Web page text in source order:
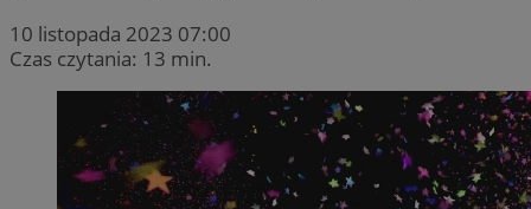
10 listopada 2023 07:00
Czas czytania: 13 min.